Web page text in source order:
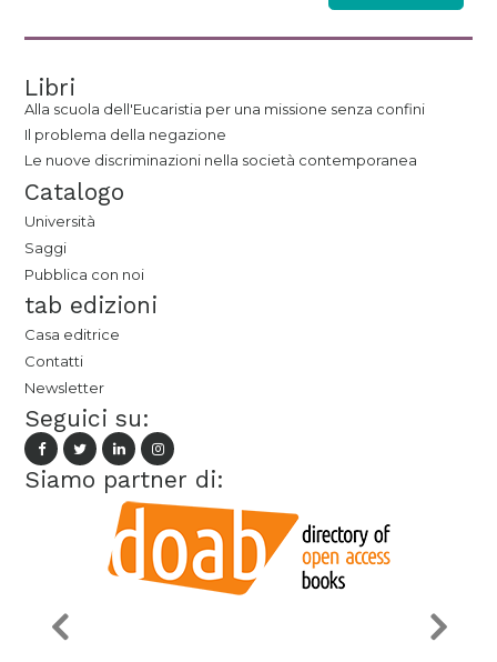
Libri
Alla scuola dell'Eucaristia per una missione senza confini
Il problema della negazione
Le nuove discriminazioni nella società contemporanea
Catalogo
Università
Saggi
Pubblica con noi
tab edizioni
Casa editrice
Contatti
Newsletter
Seguici su:
Siamo partner di: